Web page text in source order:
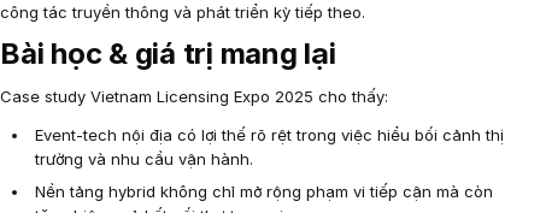
công tác truyền thông và phát triển kỳ tiếp theo.
Bài học & giá trị mang lại
Case study Vietnam Licensing Expo 2025 cho thấy:
Event-tech nội địa có lợi thế rõ rệt trong việc hiểu bối cảnh thị
trường và nhu cầu vận hành.
Nền tảng hybrid không chỉ mở rộng phạm vi tiếp cận mà còn